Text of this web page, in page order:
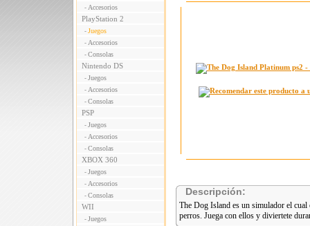
- Accesorios
PlayStation 2
- Juegos
- Accesorios
- Consolas
Nintendo DS
- Juegos
- Accesorios
- Consolas
PSP
- Juegos
- Accesorios
- Consolas
XBOX 360
- Juegos
- Accesorios
- Consolas
WII
- Juegos
Descripción:
The Dog Island es un simulador el cual
perros. Juega con ellos y diviertete